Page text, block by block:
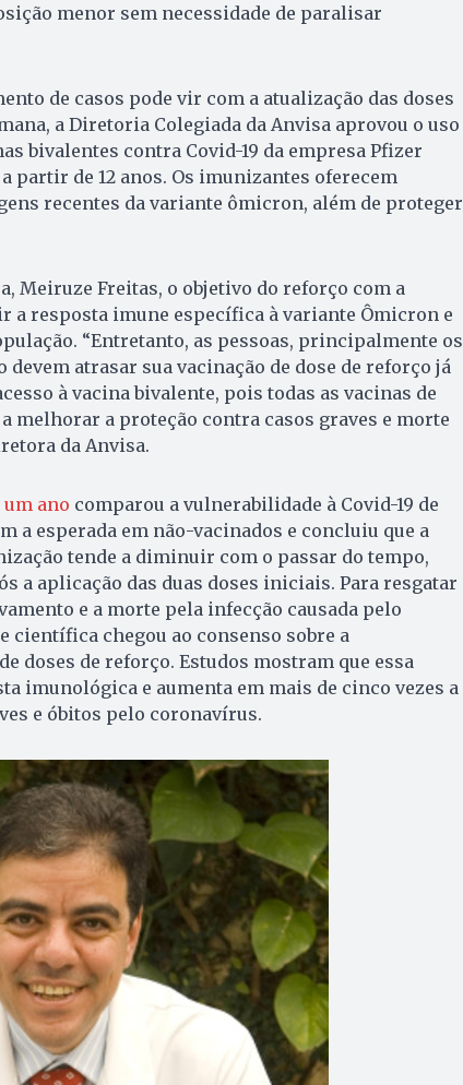
menor sem necessidade de paralisar
de casos pode vir com a atualização das doses
a Diretoria Colegiada da Anvisa aprovou o uso
bivalentes contra Covid-19 da empresa Pfizer
partir de 12 anos. Os imunizantes oferecem
recentes da variante ômicron, além de proteger
Meiruze Freitas, o objetivo do reforço com a
a resposta imune específica à variante Ômicron e
“Entretanto, as pessoas, principalmente os
atrasar sua vacinação de dose de reforço já
à vacina bivalente, pois todas as vacinas de
melhorar a proteção contra casos graves e morte
da Anvisa.
ano comparou a vulnerabilidade à Covid-19 de
a esperada em não-vacinados e concluiu que a
tende a diminuir com o passar do tempo,
a aplicação das duas doses iniciais. Para resgatar
e a morte pela infecção causada pelo
científica chegou ao consenso sobre a
doses de reforço. Estudos mostram que essa
imunológica e aumenta em mais de cinco vezes a
e óbitos pelo coronavírus.